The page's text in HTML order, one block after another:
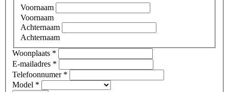
Voornaam
Voornaam
Achternaam
Achternaam
Woonplaats *
E-mailadres *
Telefoonnumer *
Model *